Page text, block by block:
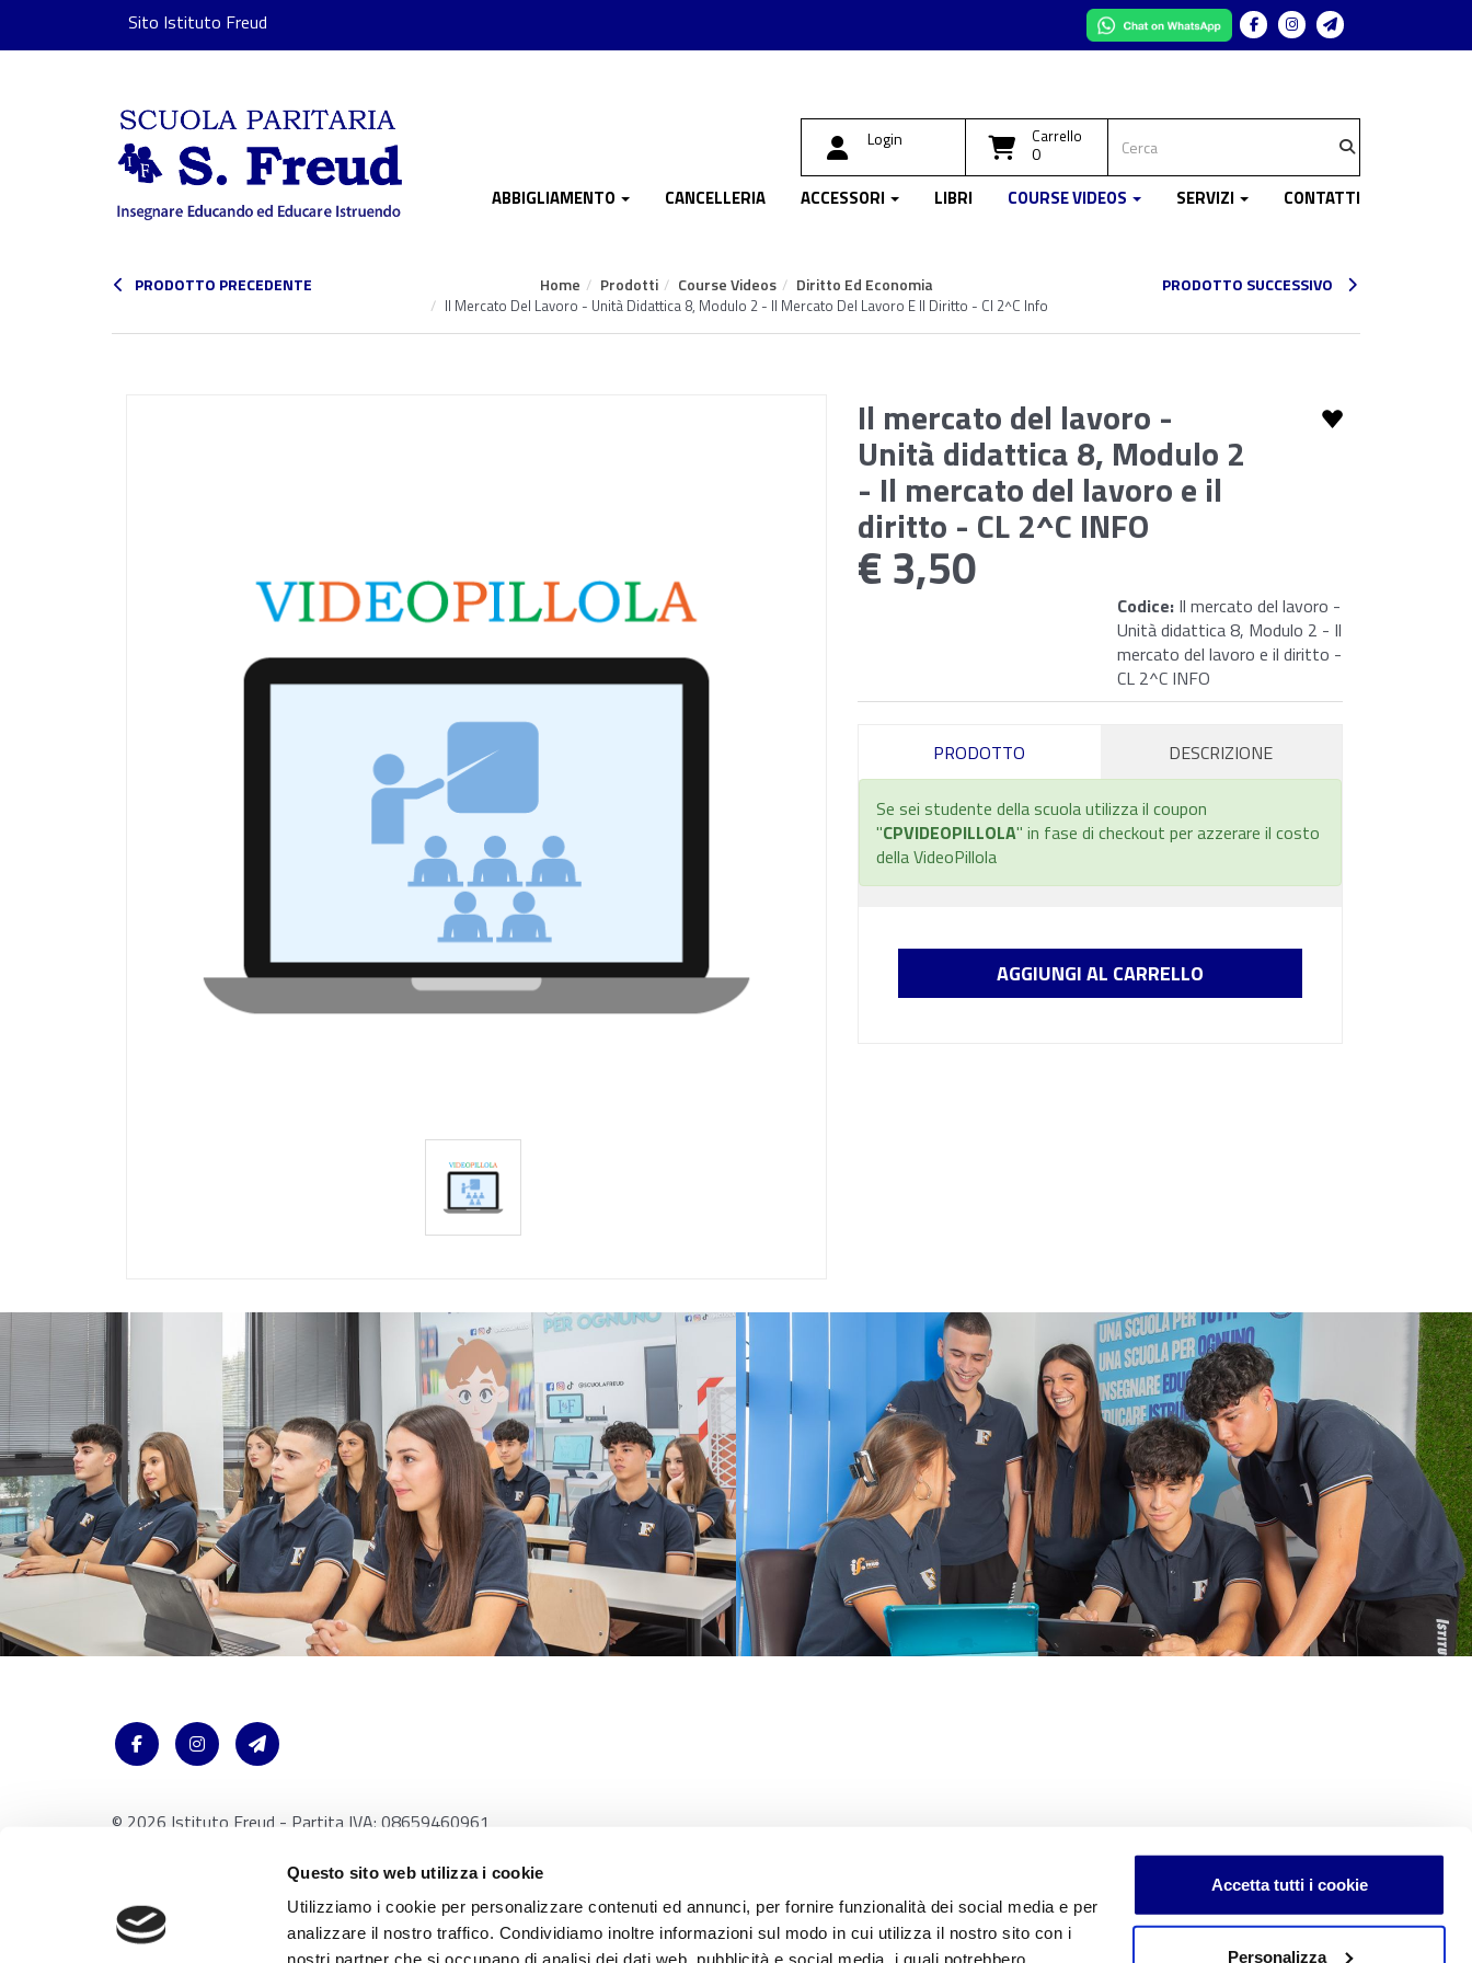
Questo sito web utilizza i cookie
Utilizziamo i cookie per personalizzare contenuti ed annunci, per fornire funzionalità dei social media e per
analizzare il nostro traffico. Condividiamo inoltre informazioni sul modo in cui utilizza il nostro sito con i
nostri partner che si occupano di analisi dei dati web, pubblicità e social media, i quali potrebbero
Accetta tutti i cookie
Personalizza
Sito Istituto Freud FacebookInstagram
Login Carrello
0
ABBIGLIAMENTO CANCELLERIA ACCESSORI LIBRI COURSE VIDEOS SERVIZI CONTATTI
PRODOTTO PRECEDENTE Home Prodotti Course Videos Diritto Ed Economia
Il Mercato Del Lavoro - Unità Didattica 8, Modulo 2 - Il Mercato Del Lavoro E Il Diritto - Cl 2^C Info
PRODOTTO SUCCESSIVO
Il mercato del lavoro -
Unità didattica 8, Modulo 2
- Il mercato del lavoro e il
diritto - CL 2^C INFO
€ 3,50
Codice:Il mercato del lavoro -
Unità didattica 8, Modulo 2 - Il
mercato del lavoro e il diritto -
CL 2^C INFO
PRODOTTO DESCRIZIONE
Se sei studente della scuola utilizza il coupon
"CPVIDEOPILLOLA" in fase di checkout per azzerare il costo
della VideoPillola
AGGIUNGI AL CARRELLO
© 2026 Istituto Freud - Partita IVA: 08659460961